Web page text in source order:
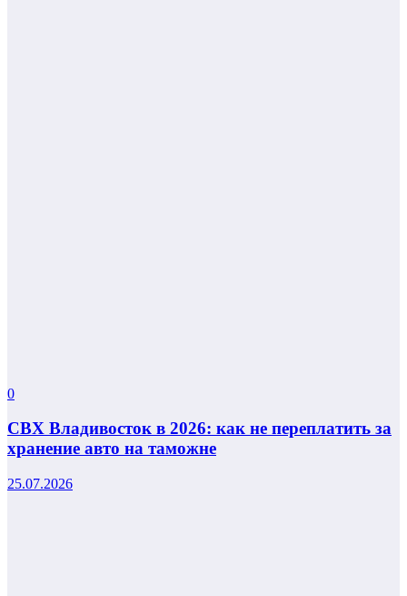
0
СВХ Владивосток в 2026: как не переплатить за
хранение авто на таможне
25.07.2026